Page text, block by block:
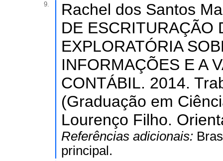
9.
Rachel dos Santos
DE ESCRITURAÇÃO
EXPLORATÓRIA
INFORMAÇÕES E A
CONTÁBIL. 2014.
(Graduação em
Lourenço Filho.
Referências adicionais:
principal.